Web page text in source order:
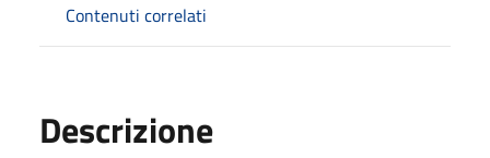
Contenuti correlati
Descrizione